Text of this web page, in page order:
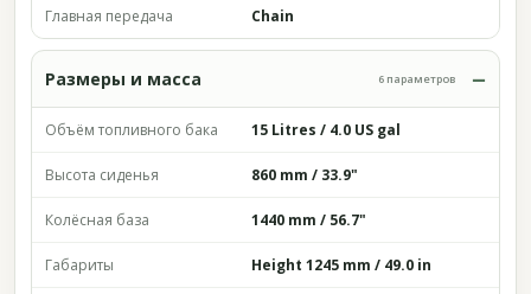
Главная передача Chain
Размеры и масса 6 параметров
Объём топливного бака 15 Litres / 4.0 US gal
Высота сиденья 860 mm / 33.9"
Колёсная база 1440 mm / 56.7"
Габариты Height 1245 mm / 49.0 in